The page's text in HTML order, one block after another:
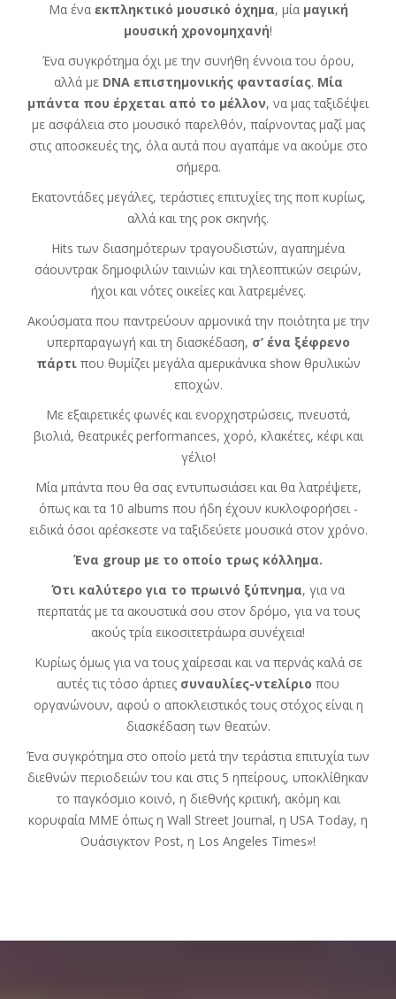
Μα ένα εκπληκτικό μουσικό όχημα, μία μαγική
μουσική χρονομηχανή!
Ένα συγκρότημα όχι με την συνήθη έννοια του όρου,
αλλά με DNA επιστημονικής φαντασίας. Μία
μπάντα που έρχεται από το μέλλον, να μας ταξιδέψει
με ασφάλεια στο μουσικό παρελθόν, παίρνοντας μαζί μας
στις αποσκευές της, όλα αυτά που αγαπάμε να ακούμε στο
σήμερα.
Εκατοντάδες μεγάλες, τεράστιες επιτυχίες της ποπ κυρίως,
αλλά και της ροκ σκηνής.
Hits των διασημότερων τραγουδιστών, αγαπημένα
σάουντρακ δημοφιλών ταινιών και τηλεοπτικών σειρών,
ήχοι και νότες οικείες και λατρεμένες.
Ακούσματα που παντρεύουν αρμονικά την ποιότητα με την
υπερπαραγωγή και τη διασκέδαση, σ’ ένα ξέφρενο
πάρτιπου θυμίζει μεγάλα αμερικάνικα show θρυλικών
εποχών.
Με εξαιρετικές φωνές και ενορχηστρώσεις, πνευστά,
βιολιά, θεατρικές performances, χορό, κλακέτες, κέφι και
γέλιο!
Μία μπάντα που θα σας εντυπωσιάσει και θα λατρέψετε,
όπως και τα 10 albums που ήδη έχουν κυκλοφορήσει -
ειδικά όσοι αρέσκεστε να ταξιδεύετε μουσικά στον χρόνο.
Ένα group με το οποίο τρως κόλλημα.
Ότι καλύτερο για το πρωινό ξύπνημα, για να
περπατάς με τα ακουστικά σου στον δρόμο, για να τους
ακούς τρία εικοσιτετράωρα συνέχεια!
Κυρίως όμως για να τους χαίρεσαι και να περνάς καλά σε
αυτές τις τόσο άρτιες συναυλίες-ντελίριο που
οργανώνουν, αφού ο αποκλειστικός τους στόχος είναι η
διασκέδαση των θεατών.
Ένα συγκρότημα στο οποίο μετά την τεράστια επιτυχία των
διεθνών περιοδειών του και στις 5 ηπείρους, υποκλίθηκαν
το παγκόσμιο κοινό, η διεθνής κριτική, ακόμη και
κορυφαία ΜΜΕ όπως η Wall Street Journal, η USA Today, η
Ουάσιγκτον Post, η Los Angeles Times»!